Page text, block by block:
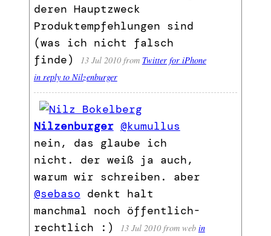
deren Hauptzweck
Produktempfehlungen sind
(was ich nicht falsch
finde)
13 Jul 2010 from Twitter for iPhone
in reply to Nilzenburger
Nilzenburger @kumullus
nein, das glaube ich
nicht. der weiß ja auch,
warum wir schreiben. aber
@sebaso denkt halt
manchmal noch öffentlich-
rechtlich :)
13 Jul 2010 from web in